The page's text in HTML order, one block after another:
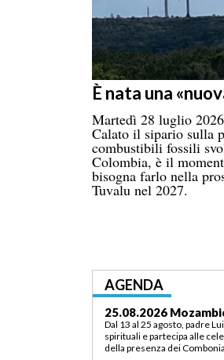
È nata una
Martedì 28 luglio 2026
Calato il sipario sulla
combustibili fossili
Colombia, è il
bisogna farlo nella
Tuvalu nel 2027.
AGENDA
25.08.2026
Dal 13 al 25 agosto, padre
spirituali e partecipa alle
della presenza dei